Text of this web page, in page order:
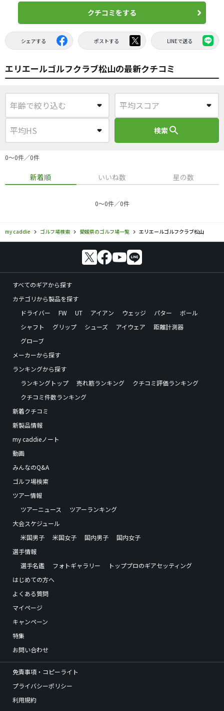
クチコミをする
シェアする ポストする LINEで送る
エリエールゴルフクラブ松山の最新クチコミ
検索search
0〜0件／0件
新着順 いいね数 星の数
0〜0件／0件
my caddie ゴルフ場検索 愛媛県のゴルフ場一覧 エリエールゴルフクラブ松山
すべてのギアから探す
カテゴリから製品を探す
ドライバー
FW UT アイアン ウェッジ パター
ボール
シャフト
グリップ シューズ アイウェア
距離計測器
グローブ
メーカーから探す
ランキングから探す
ランキングトップ
売れ筋ランキング
クチコミ評価ランキング
クチコミ件数ランキング
新着クチコミ
新製品情報
my caddieノート
動画
みんなのQ&A
ゴルフ場検索
ツアー情報
ツアーニュース
ツアーランキング
大会スケジュール
米国男子
米国女子 国内男子
国内女子
選手情報
選手名鑑
フォトギャラリー
トッププロのギアセッティング
はじめての方へ
よくある質問
マイページ
キャンペーン
特集
お問い合わせ
免責事項・コピーライト
プライバシーポリシー
利用規約